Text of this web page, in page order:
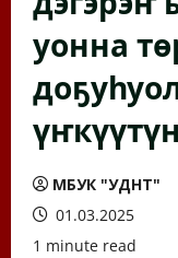
уонна
МБУК "УДНТ"
01.03.2025
1 minute read